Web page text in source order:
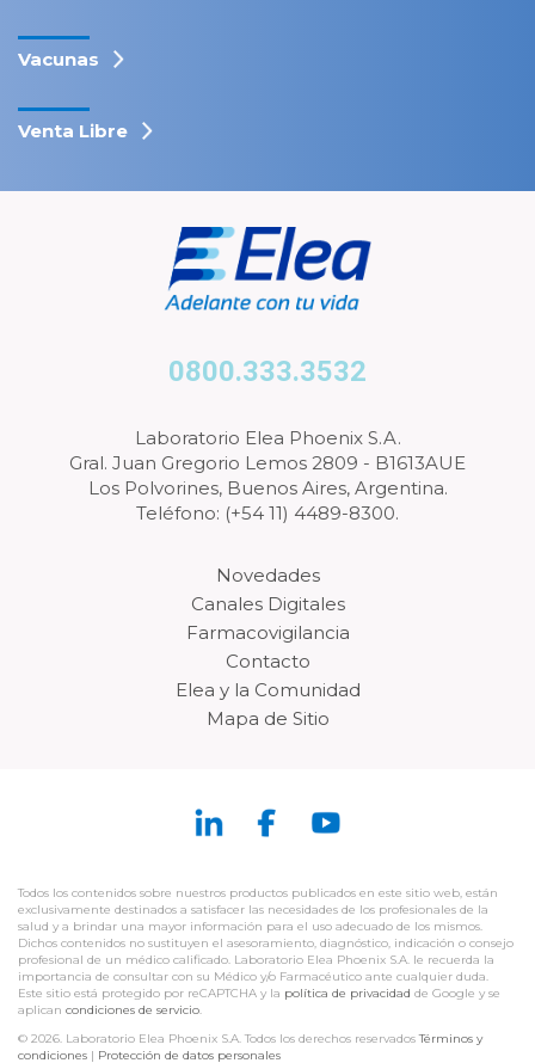
Vacunas
Venta Libre
0800.333.3532
Laboratorio Elea Phoenix S.A.
Gral. Juan Gregorio Lemos 2809 - B1613AUE
Los Polvorines, Buenos Aires, Argentina.
Teléfono: (+54 11) 4489-8300.
Novedades
Canales Digitales
Farmacovigilancia
Contacto
Elea y la Comunidad
Mapa de Sitio
Todos los contenidos sobre nuestros productos publicados en este sitio web, están
exclusivamente destinados a satisfacer las necesidades de los profesionales de la
salud y a brindar una mayor información para el uso adecuado de los mismos.
Dichos contenidos no sustituyen el asesoramiento, diagnóstico, indicación o consejo
profesional de un médico calificado. Laboratorio Elea Phoenix S.A. le recuerda la
importancia de consultar con su Médico y/o Farmacéutico ante cualquier duda.
Este sitio está protegido por reCAPTCHA y la política de privacidad de Google y se
aplican condiciones de servicio.
© 2026. Laboratorio Elea Phoenix S.A. Todos los derechos reservadosTérminos y
condiciones | Protección de datos personales